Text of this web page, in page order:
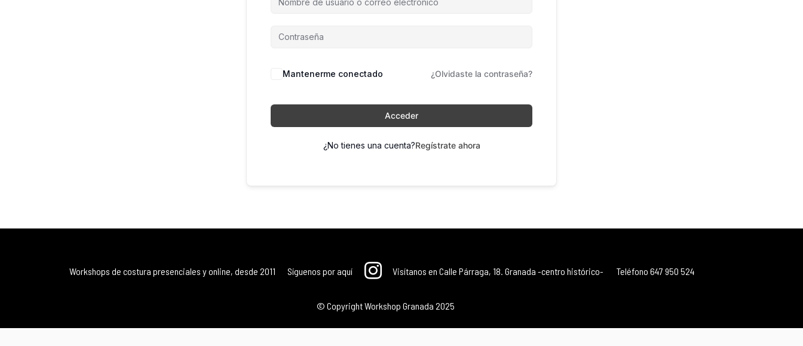
Mantenerme conectado ¿Olvidaste la contraseña?
Acceder
¿No tienes una cuenta?Regístrate ahora
Workshops de costura presenciales y online, desde 2011 Síguenos por aquí Visítanos en Calle Párraga, 18. Granada -centro histórico- Teléfono 647 950 524
© Copyright Workshop Granada 2025